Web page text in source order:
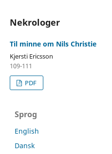
Nekrologer
Til minne om Nils Christie
Kjersti Ericsson
109-111
PDF
Sprog
English
Dansk